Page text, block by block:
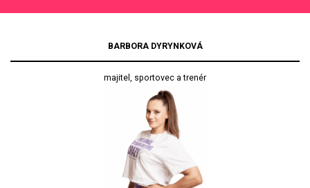
BARBORA DYRYNKOVÁ
majitel, sportovec a trenér